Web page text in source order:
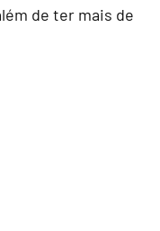
de ter mais de